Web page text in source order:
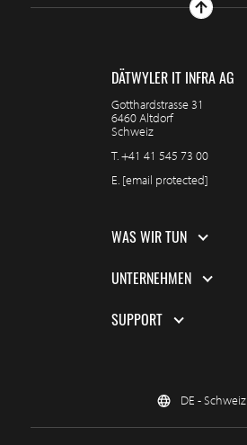
DÄTWYLER IT INFRA AG
Gotthardstrasse 31
6460 Altdorf
Schweiz
T.+41 41 545 73 00
E. [email protected]
WAS WIR TUN
UNTERNEHMEN
SUPPORT
DE - Schweiz